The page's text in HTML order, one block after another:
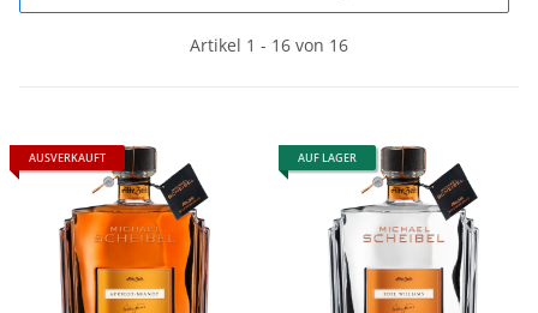
Artikel 1 - 16 von 16
AUSVERKAUFT AUF LAGER